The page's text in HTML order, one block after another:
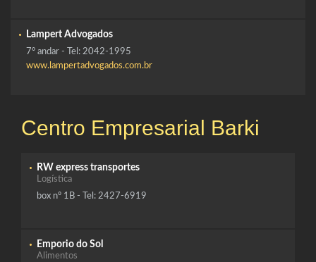
Lampert Advogados
7º andar - Tel: 2042-1995
www.lampertadvogados.com.br
Centro Empresarial Barki
RW express transportes
Logística
box nº 1B - Tel: 2427-6919
Emporio do Sol
Alimentos